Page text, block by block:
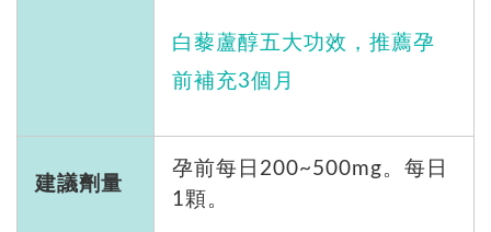
白藜蘆醇五大功效，推薦孕
前補充3個月
建議劑量
孕前每日200~500mg。每日
1顆。